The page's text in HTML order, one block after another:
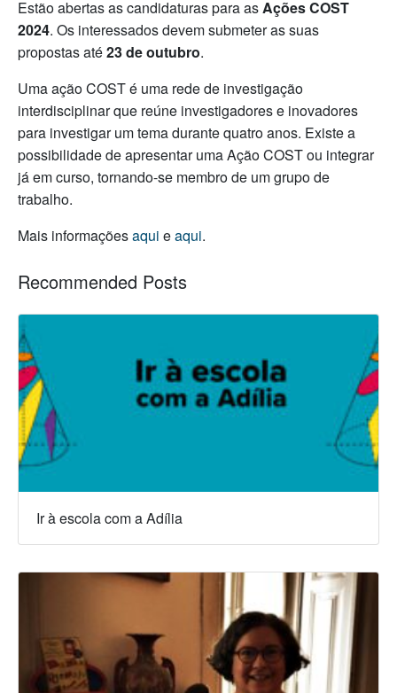
Estão abertas as candidaturas para asAções COST
2024. Os interessados devem submeter as suas
propostas até23 de outubro.
Uma ação COST é uma rede de investigação
interdisciplinar que reúne investigadores e inovadores
para investigar um tema durante quatro anos. Existe a
possibilidade de apresentar uma Ação COST ou integrar
já em curso, tornando-se membro de um grupo de
trabalho.
Mais informaçõesaqui eaqui.
Recommended Posts
Ir à escola com a Adília